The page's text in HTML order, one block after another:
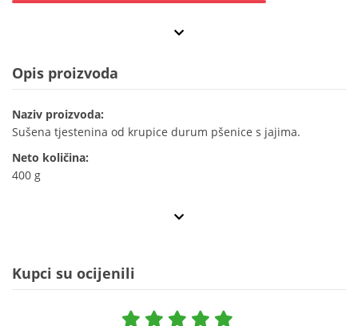
Opis proizvoda
Naziv proizvoda:
Sušena tjestenina od krupice durum pšenice s jajima.
Neto količina:
400 g
Kupci su ocijenili